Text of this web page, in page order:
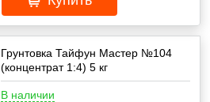
Грунтовка Тайфун Мастер №104
(концентрат 1:4) 5 кг
В наличии